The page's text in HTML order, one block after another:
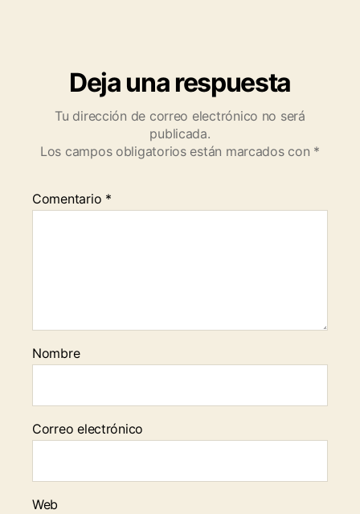
Deja una respuesta
Tu dirección de correo electrónico no será
publicada.
Los campos obligatorios están marcados con *
Comentario *
Nombre
Correo electrónico
Web